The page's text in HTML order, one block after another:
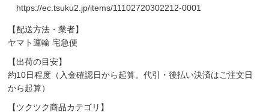
https://ec.tsuku2.jp/items/11102720302212-0001
【配送方法・業者】
ヤマト運輸 宅急便
【出荷の目安】
約10日程度（入金確認日から起算。代引・後払い決済はご注文日
から起算）
【ツクツク商品カテゴリ】